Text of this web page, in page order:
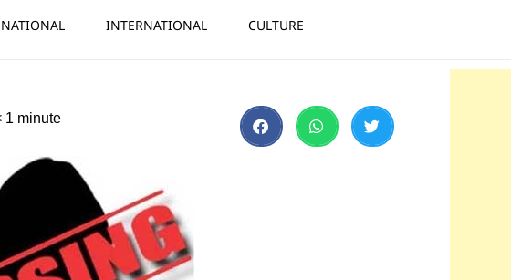
NATIONAL INTERNATIONAL CULTURE
1 minute